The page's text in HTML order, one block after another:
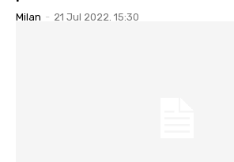
Milan - 21 Jul 2022. 15:30